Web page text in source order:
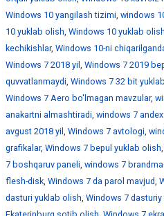
Windows 10 yangilash tizimi, windows
10 yuklab olish, Windows 10 yuklab
kechikishlar, Windows 10-ni
Windows 7 2018 yil , Windows 7 2019
quvvatlanmaydi, Windows 7 32 bit
Windows 7 Aero bo'lmagan mavzular,
anakartni almashtiradi, windows 7
avgust 2018 yil , Windows 7 avtologi,
grafikalar, Windows 7 bepul yuklab olish,
7 boshqaruv paneli, windows 7
flesh-disk, Windows 7 da parol mavjud,
dasturi yuklab olish, Windows 7